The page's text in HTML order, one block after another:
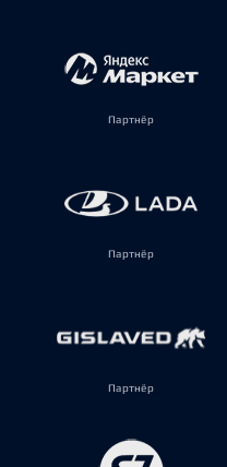
Партнёр
Партнёр
Партнёр